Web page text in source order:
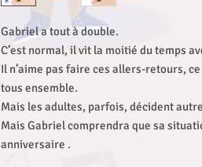
Gabriel a tout à double.
C’est normal, il vit la moitié du temps
Il n’aime pas faire ces allers-retours,
tous ensemble.
Mais les adultes, parfois, décident
Mais Gabriel comprendra que sa
anniversaire .